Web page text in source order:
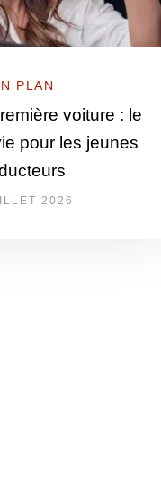
PLAN
voiture : le
pour les jeunes
2026